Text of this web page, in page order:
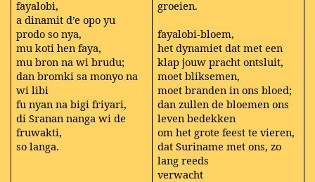
fayalobi,
a dinamit d’e opo yu
prodo so nya,
mu koti hen faya,
mu bron na wi brudu;
dan bromki sa monyo na
wi libi
fu nyan na bigi friyari,
di Sranan nanga wi de
fruwakti,
so langa.
groeien.
fayalobi-bloem,
het dynamiet dat met een
klap jouw pracht ontsluit,
moet bliksemen,
moet branden in ons bloed;
dan zullen de bloemen ons
leven bedekken
om het grote feest te vieren,
dat Suriname met ons, zo
lang reeds
verwacht